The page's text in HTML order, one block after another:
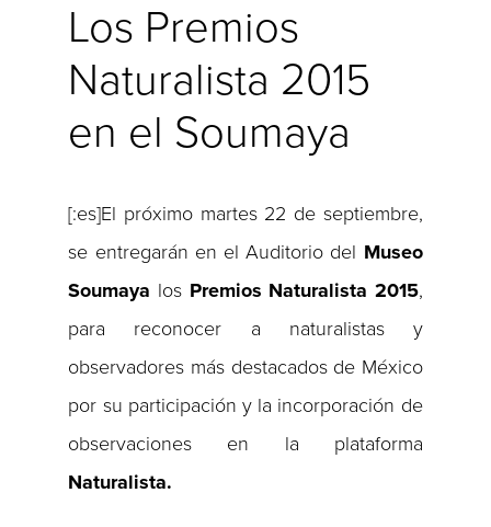
Los Premios
Naturalista 2015
en el Soumaya
[:es]El próximo martes 22 de septiembre,
se entregarán en el Auditorio del Museo
Soumaya los Premios Naturalista 2015,
para reconocer a naturalistas y
observadores más destacados de México
por su participación y la incorporación de
observaciones en la plataforma
Naturalista.